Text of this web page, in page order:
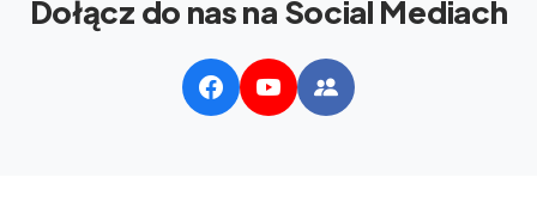
Dołącz do nas na Social Mediach